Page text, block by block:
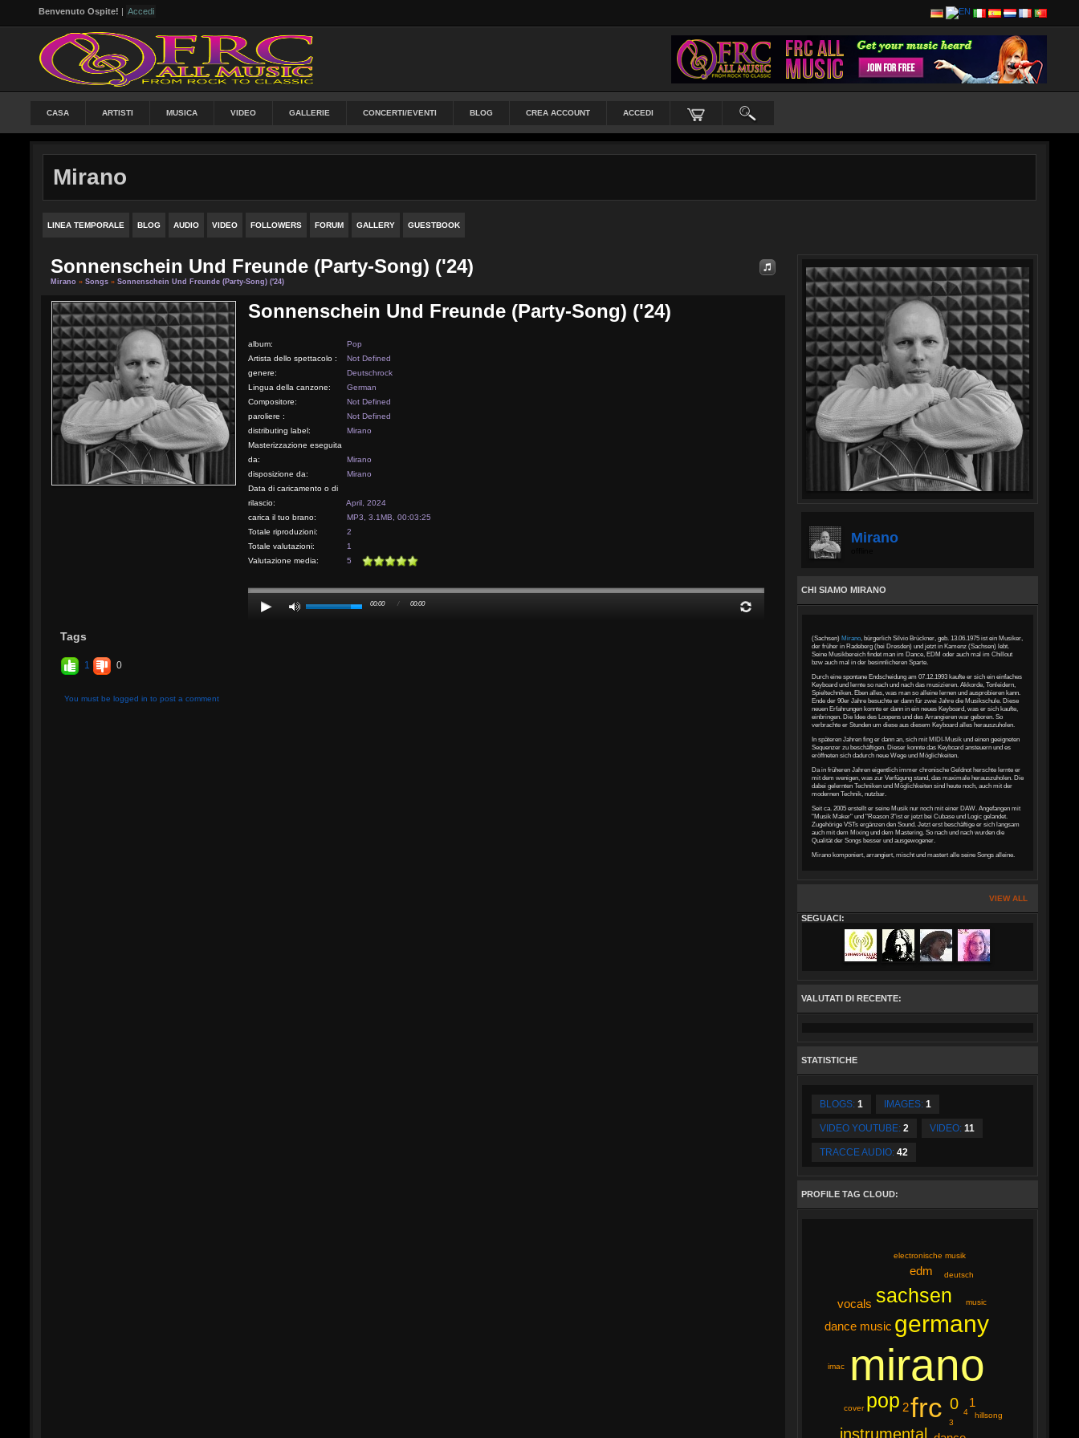
Benvenuto Ospite! | Accedi
CASA ARTISTI MUSICA VIDEO GALLERIE CONCERTI/EVENTI BLOG CREA ACCOUNT ACCEDI
Mirano
LINEA TEMPORALE BLOG AUDIO VIDEO FOLLOWERS FORUM GALLERY GUESTBOOK
Sonnenschein Und Freunde (Party-Song) ('24)
Mirano » Songs » Sonnenschein Und Freunde (Party-Song) ('24)
Sonnenschein Und Freunde (Party-Song) ('24)
album:
Pop
Artista dello spettacolo :
Not Defined
genere:
Deutschrock
Lingua della canzone:
German
Compositore:
Not Defined
paroliere :
Not Defined
distributing label:
Mirano
Masterizzazione eseguita
da:
Mirano
disposizione da:
Mirano
Data di caricamento o di
rilascio:
April, 2024
carica il tuo brano:
MP3, 3.1MB, 00:03:25
Totale riproduzioni:
2
Totale valutazioni:
1
Valutazione media:
5
00:00 / 00:00
Tags
1 0
You must be logged in to post a comment
Mirano
CHI SIAMO MIRANO
(Sachsen) Mirano, bürgerlich Silvio Brückner, geb. 13.06.1975 ist ein Musiker,
der früher in Radeberg (bei Dresden) und jetzt in Kamenz (Sachsen) lebt.
Seine Musikbereich findet man im Dance, EDM oder auch mal im Chillout
bzw auch mal in der besinnlicheren Sparte.
Durch eine spontane Endscheidung am 07.12.1993 kaufte er sich ein einfaches
Keyboard und lernte so nach und nach das musizieren. Akkorde, Tonleidern,
Spieltechniken. Eben alles, was man so alleine lernen und ausprobieren kann.
Ende der 90er Jahre besuchte er dann für zwei Jahre die Musikschule. Diese
neuen Erfahrungen konnte er dann in ein neues Keyboard, was er sich kaufte,
einbringen. Die Idee des Loopens und des Arrangieren war geboren. So
verbrachte er Stunden um diese aus diesem Keyboard alles herauszuholen.
In späteren Jahren fing er dann an, sich mit MIDI-Musik und einen geeigneten
Sequenzer zu beschäftigen. Dieser konnte das Keyboard ansteuern und es
eröffneten sich dadurch neue Wege und Möglichkeiten.
Da in früheren Jahren eigentlich immer chronische Geldnot herschte lernte er
mit dem wenigen, was zur Verfügung stand, das maximale herauszuholen. Die
dabei gelernten Techniken und Möglichkeiten sind heute noch, auch mit der
modernen Technik, nutzbar.
Seit ca. 2005 erstellt er seine Musik nur noch mit einer DAW. Angefangen mit
"Musik Maker" und "Reason 3"ist er jetzt bei Cubase und Logic gelandet.
Zugehörige VSTs ergänzen den Sound. Jetzt erst beschäftige er sich langsam
auch mit dem Mixing und dem Mastering. So nach und nach wurden die
Qualität der Songs besser und ausgewogener.
Mirano komponiert, arrangiert, mischt und mastert alle seine Songs alleine.
VIEW ALL
SEGUACI:
VALUTATI DI RECENTE:
STATISTICHE
BLOGS: 1 IMAGES: 1
VIDEO YOUTUBE: 2 VIDEO: 11
TRACCE AUDIO: 42
PROFILE TAG CLOUD:
mirano
frc
germany
pop
sachsen
0
instrumental
dance music
1
edm
vocals
2
3
music
cover
electronische musik
hillsong
4
deutsch
imac